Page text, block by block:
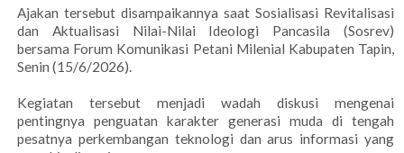
Ajakan tersebut disampaikannya saat Sosialisasi Revitalisasi
dan Aktualisasi Nilai-Nilai Ideologi Pancasila (Sosrev)
bersama Forum Komunikasi Petani Milenial Kabupaten Tapin,
Senin (15/6/2026).
Kegiatan tersebut menjadi wadah diskusi mengenai
pentingnya penguatan karakter generasi muda di tengah
pesatnya perkembangan teknologi dan arus informasi yang